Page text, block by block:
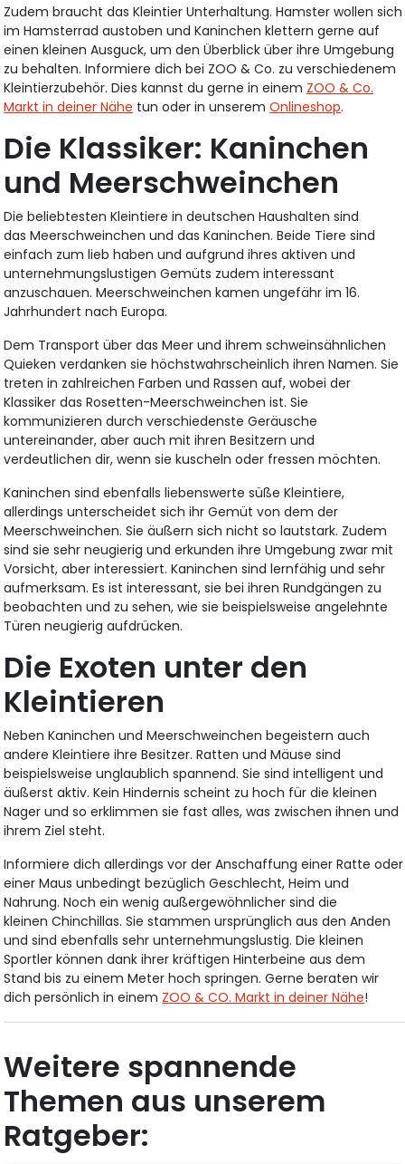
Zudem braucht das Kleintier Unterhaltung. Hamster wollen sich
im Hamsterrad austoben und Kaninchen klettern gerne auf
einen kleinen Ausguck, um den Überblick über ihre Umgebung
zu behalten. Informiere dich bei ZOO & Co. zu verschiedenem
Kleintierzubehör. Dies kannst du gerne in einem ZOO & Co.
Markt in deiner Nähe tun oder in unseremOnlineshop.
Die Klassiker: Kaninchen
und Meerschweinchen
Die beliebtesten Kleintiere in deutschen Haushalten sind
das Meerschweinchen und das Kaninchen. Beide Tiere sind
einfach zum lieb haben und aufgrund ihres aktiven und
unternehmungslustigen Gemüts zudem interessant
anzuschauen. Meerschweinchen kamen ungefähr im 16.
Jahrhundert nach Europa.
Dem Transport über das Meer und ihrem schweinsähnlichen
Quieken verdanken sie höchstwahrscheinlich ihren Namen. Sie
treten in zahlreichen Farben und Rassen auf, wobei der
Klassiker das Rosetten-Meerschweinchen ist. Sie
kommunizieren durch verschiedenste Geräusche
untereinander, aber auch mit ihren Besitzern und
verdeutlichen dir, wenn sie kuscheln oder fressen möchten.
Kaninchen sind ebenfalls liebenswerte süße Kleintiere,
allerdings unterscheidet sich ihr Gemüt von dem der
Meerschweinchen. Sie äußern sich nicht so lautstark. Zudem
sind sie sehr neugierig und erkunden ihre Umgebung zwar mit
Vorsicht, aber interessiert. Kaninchen sind lernfähig und sehr
aufmerksam. Es ist interessant, sie bei ihren Rundgängen zu
beobachten und zu sehen, wie sie beispielsweise angelehnte
Türen neugierig aufdrücken.
Die Exoten unter den
Kleintieren
Neben Kaninchen und Meerschweinchen begeistern auch
andere Kleintiere ihre Besitzer. Ratten und Mäuse sind
beispielsweise unglaublich spannend. Sie sind intelligent und
äußerst aktiv. Kein Hindernis scheint zu hoch für die kleinen
Nager und so erklimmen sie fast alles, was zwischen ihnen und
ihrem Ziel steht.
Informiere dich allerdings vor der Anschaffung einer Ratte oder
einer Maus unbedingt bezüglich Geschlecht, Heim und
Nahrung. Noch ein wenig außergewöhnlicher sind die
kleinen Chinchillas. Sie stammen ursprünglich aus den Anden
und sind ebenfalls sehr unternehmungslustig. Die kleinen
Sportler können dank ihrer kräftigen Hinterbeine aus dem
Stand bis zu einem Meter hoch springen. Gerne beraten wir
dich persönlich in einem ZOO & CO. Markt in deiner Nähe!
Weitere spannende
Themen aus unserem
Ratgeber: